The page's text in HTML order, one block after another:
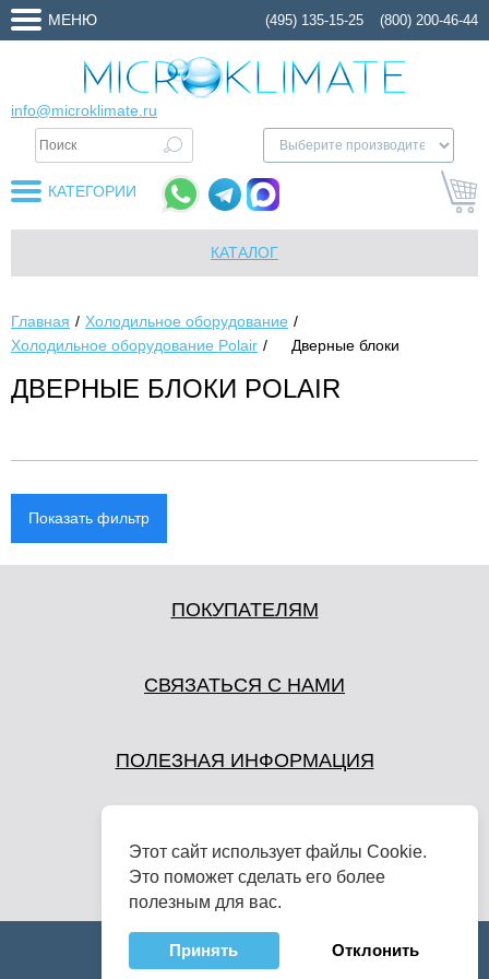
МЕНЮ (495) 135-15-25 (800) 200-46-44
info@microklimate.ru
КАТЕГОРИИ
КАТАЛОГ
Главная
Холодильное оборудование
Холодильное оборудование Polair
Дверные блоки
ДВЕРНЫЕ БЛОКИ POLAIR
Показать фильтр
ПОКУПАТЕЛЯМ
СВЯЗАТЬСЯ С НАМИ
ПОЛЕЗНАЯ ИНФОРМАЦИЯ
Этот сайт использует файлы Cookie.
Это поможет сделать его более
полезным для вас.
Принять Отклонить